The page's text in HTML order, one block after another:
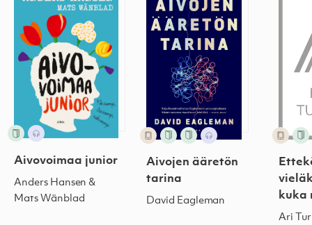
Aivovoimaa junior
Anders Hansen &
Mats Wänblad
Aivojen ääretön
tarina
David Eagleman
kuka
Ari